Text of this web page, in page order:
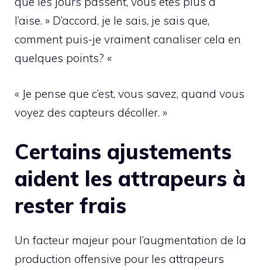
l’aise. » D’accord, je le sais, je sais que,
comment puis-je vraiment canaliser cela en
quelques points? «
« Je pense que c’est, vous savez, quand vous
voyez des capteurs décoller. »
Certains ajustements
aident les attrapeurs à
rester frais
Un facteur majeur pour l’augmentation de la
production offensive pour les attrapeurs